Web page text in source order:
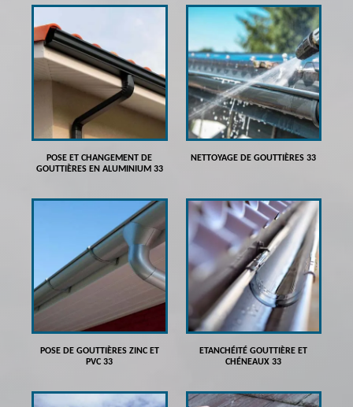
POSE ET CHANGEMENT DE
GOUTTIÈRES EN ALUMINIUM 33
NETTOYAGE DE GOUTTIÈRES 33
POSE DE GOUTTIÈRES ZINC ET
PVC 33
ETANCHÉITÉ GOUTTIÈRE ET
CHÉNEAUX 33